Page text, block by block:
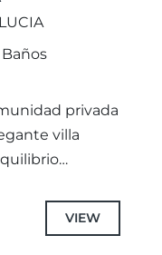
privada
villa
VIEW